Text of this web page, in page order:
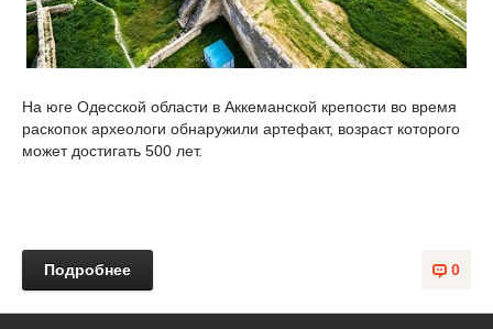
На юге Одесской области в Аккеманской крепости во время
раскопок археологи обнаружили артефакт, возраст которого
может достигать 500 лет.
0
Подробнее